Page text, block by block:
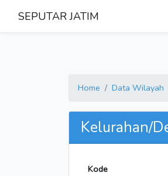
SEPUTAR JATIM
Home Data Wilayah
Kelurahan/
Kode